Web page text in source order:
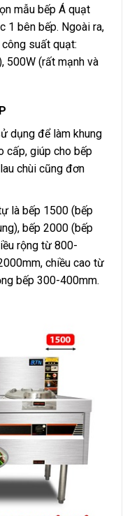
mẫu bếp Á quạt
1 bên bếp. Ngoài ra,
suất quạt:
500W (rất mạnh và
dụng để làm khung
cấp, giúp cho bếp
chùi cũng đơn
là bếp 1500 (bếp
bếp 2000 (bếp
rộng từ 800-
chiều cao từ
bếp 300-400mm.